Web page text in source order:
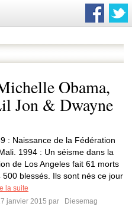
Obama,
Jon & Dwayne
: Naissance de la Fédération
1994 : Un séisme dans la
de Los Angeles fait 61 morts
500 blessés. Ils sont nés ce jour
la suite
janvier 2015 par
Diesemag